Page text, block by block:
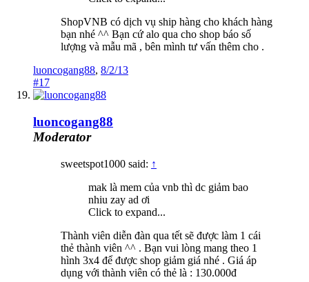
ShopVNB có dịch vụ ship hàng cho khách hàng
bạn nhé ^^ Bạn cứ alo qua cho shop báo số
lượng và mẫu mã , bên mình tư vấn thêm cho .
luoncogang88, 8/2/13
#17
luoncogang88
Moderator
sweetspot1000 said: ↑
mak là mem của vnb thì dc giảm bao
nhiu zay ad ơi
Click to expand...
Thành viên diễn đàn qua tết sẽ được làm 1 cái
thẻ thành viên ^^ . Bạn vui lòng mang theo 1
hình 3x4 để được shop giảm giá nhé . Giá áp
dụng với thành viên có thẻ là : 130.000đ